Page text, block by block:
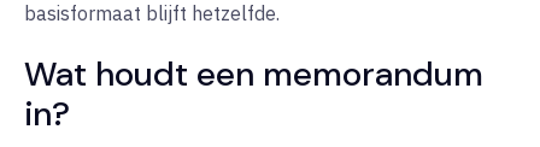
basisformaat blijft hetzelfde.
Wat houdt een memorandum
in?